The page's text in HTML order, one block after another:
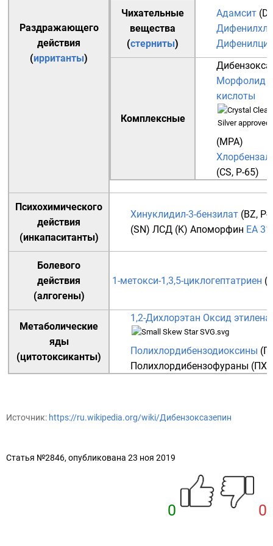
Раздражающего
действия
(ирританты)
Чихательные
вещества
(стерниты)
Адамсит
Комплексные
Морфолид
кислоты
(MPA)
(CS, P-65)
Психохимического
действия
(инкапаситанты)
Хинуклидил-3-бензилат (BZ, P-
(SN) ЛСД (K) Апоморфин EA
Болевого
действия
(алгогены)
1-метокси-1,3,5-циклогептатриен
Метаболические
яды
(цитотоксиканты)
1,2-Дихлорэтан Оксид этилена
Полихлордибензодиоксины
Полихлордибензофураны
Источник: https://ru.wikipedia.org/wiki/Дибензоксазепин
Статья №2846, опубликована 23 ноя 2019
0 0